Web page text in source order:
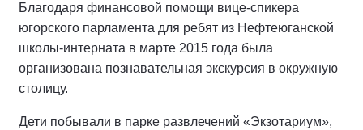
Благодаря финансовой помощи вице-спикера
югорского парламента для ребят из Нефтеюганской
школы-интерната в марте 2015 года была
организована познавательная экскурсия в окружную
столицу.
Дети побывали в парке развлечений «Экзотариум»,